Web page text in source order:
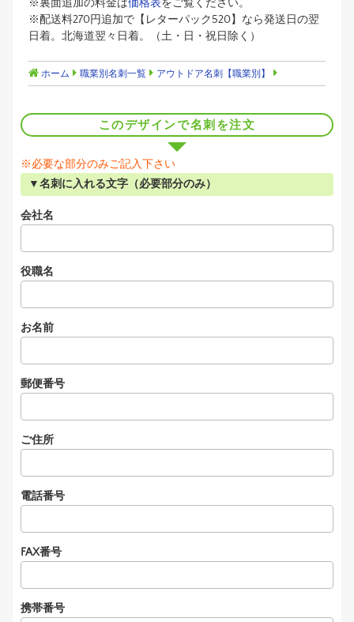
※裏面追加の料金は価格表をご覧ください。
※配送料270円追加で【レターパック520】なら発送日の翌
日着。北海道翌々日着。（土・日・祝日除く）
ホーム 職業別名刺一覧 アウトドア名刺【職業別】
このデザインで名刺を注文
※必要な部分のみご記入下さい
▼名刺に入れる文字（必要部分のみ）
会社名
役職名
お名前
郵便番号
ご住所
電話番号
FAX番号
携帯番号